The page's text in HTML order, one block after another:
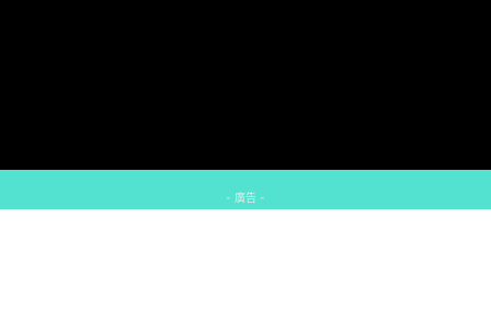
- 廣告 -